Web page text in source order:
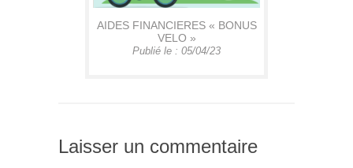
AIDES FINANCIERES « BONUS
VELO »
Publié le : 05/04/23
Laisser un commentaire